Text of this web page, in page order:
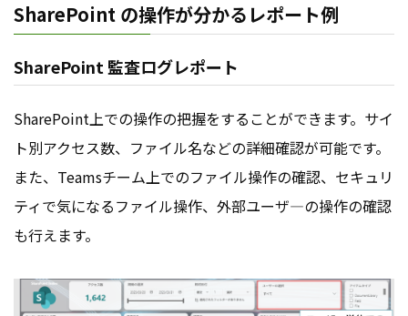
SharePoint の操作が分かるレポート例
SharePoint 監査ログレポート
SharePoint上での操作の把握をすることができます。サイ
ト別アクセス数、ファイル名などの詳細確認が可能です。
また、Teamsチーム上でのファイル操作の確認、セキュリ
ティで気になるファイル操作、外部ユーザ―の操作の確認
も行えます。